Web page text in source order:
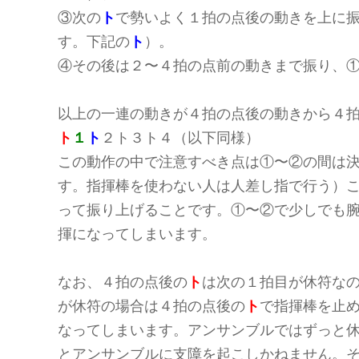
③次の トで勢いよく１拍の点後の動きを上に
す。下記の ト ）。
④その後は２〜４拍の点前の動きまで振り、
以上の一連の動きが４拍の点後の動きから４
ト １ ト ２ト３ト４（以下同様）
この動作の中で注意すべき点は①〜②の間は
す。指揮棒を使わない人は人差し指で行う
って振り上げることです。①〜②で少しでも
揮になってしまいます。
なお、４拍の点後の トは次の１拍目が休符な
が休符の場合は４拍の点後の トで指揮棒を止
なってしまいます。アンサンブルではずっと
とアンサンブルに支障を起こしかねません。